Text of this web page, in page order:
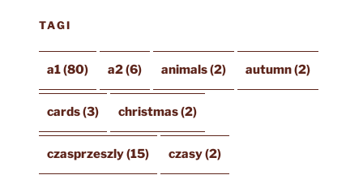
TAGI
a1(80) a2(6) animals(2) autumn(2)
cards(3) christmas(2)
czasprzeszly(15) czasy(2)